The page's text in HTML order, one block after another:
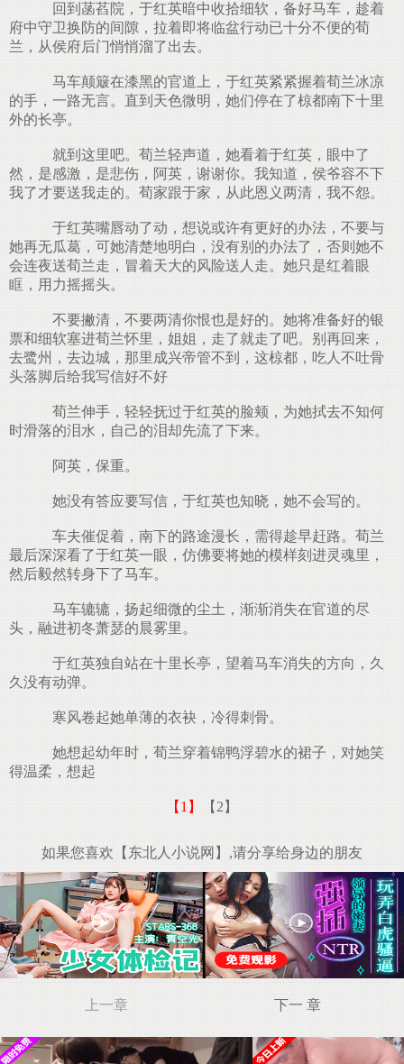
回到菡萏院，于红英暗中收拾细软，备好马车，趁着
府中守卫换防的间隙，拉着即将临盆行动已十分不便的荀
兰，从侯府后门悄悄溜了出去。
马车颠簸在漆黑的官道上，于红英紧紧握着荀兰冰凉
的手，一路无言。直到天色微明，她们停在了椋都南下十里
外的长亭。
就到这里吧。荀兰轻声道，她看着于红英，眼中了
然，是感激，是悲伤，阿英，谢谢你。我知道，侯爷容不下
我了才要送我走的。荀家跟于家，从此恩义两清，我不怨。
于红英嘴唇动了动，想说或许有更好的办法，不要与
她再无瓜葛，可她清楚地明白，没有别的办法了，否则她不
会连夜送荀兰走，冒着天大的风险送人走。她只是红着眼
眶，用力摇摇头。
不要撇清，不要两清你恨也是好的。她将准备好的银
票和细软塞进荀兰怀里，姐姐，走了就走了吧。别再回来，
去鹭州，去边城，那里成兴帝管不到，这椋都，吃人不吐骨
头落脚后给我写信好不好
荀兰伸手，轻轻抚过于红英的脸颊，为她拭去不知何
时滑落的泪水，自己的泪却先流了下来。
阿英，保重。
她没有答应要写信，于红英也知晓，她不会写的。
车夫催促着，南下的路途漫长，需得趁早赶路。荀兰
最后深深看了于红英一眼，仿佛要将她的模样刻进灵魂里，
然后毅然转身下了马车。
马车辘辘，扬起细微的尘土，渐渐消失在官道的尽
头，融进初冬萧瑟的晨雾里。
于红英独自站在十里长亭，望着马车消失的方向，久
久没有动弹。
寒风卷起她单薄的衣袂，冷得刺骨。
她想起幼年时，荀兰穿着锦鸭浮碧水的裙子，对她笑
得温柔，想起
【1】 【2】
如果您喜欢【东北人小说网】,请分享给身边的朋友
上一章 下一 章